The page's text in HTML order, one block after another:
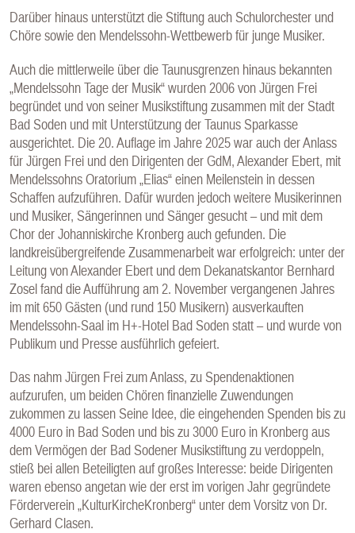
Darüber hinaus unterstützt die Stiftung auch Schulorchester und
Chöre sowie den Mendelssohn-Wettbewerb für junge Musiker.
Auch die mittlerweile über die Taunusgrenzen hinaus bekannten
„Mendelssohn Tage der Musik“ wurden 2006 von Jürgen Frei
begründet und von seiner Musikstiftung zusammen mit der Stadt
Bad Soden und mit Unterstützung der Taunus Sparkasse
ausgerichtet. Die 20. Auflage im Jahre 2025 war auch der Anlass
für Jürgen Frei und den Dirigenten der GdM, Alexander Ebert, mit
Mendelssohns Oratorium „Elias“ einen Meilenstein in dessen
Schaffen aufzuführen. Dafür wurden jedoch weitere Musikerinnen
und Musiker, Sängerinnen und Sänger gesucht – und mit dem
Chor der Johanniskirche Kronberg auch gefunden. Die
landkreisübergreifende Zusammenarbeit war erfolgreich: unter der
Leitung von Alexander Ebert und dem Dekanatskantor Bernhard
Zosel fand die Aufführung am 2. November vergangenen Jahres
im mit 650 Gästen (und rund 150 Musikern) ausverkauften
Mendelssohn-Saal im H+-Hotel Bad Soden statt – und wurde von
Publikum und Presse ausführlich gefeiert.
Das nahm Jürgen Frei zum Anlass, zu Spendenaktionen
aufzurufen, um beiden Chören finanzielle Zuwendungen
zukommen zu lassen Seine Idee, die eingehenden Spenden bis zu
4000 Euro in Bad Soden und bis zu 3000 Euro in Kronberg aus
dem Vermögen der Bad Sodener Musikstiftung zu verdoppeln,
stieß bei allen Beteiligten auf großes Interesse: beide Dirigenten
waren ebenso angetan wie der erst im vorigen Jahr gegründete
Förderverein „KulturKircheKronberg“ unter dem Vorsitz von Dr.
Gerhard Clasen.